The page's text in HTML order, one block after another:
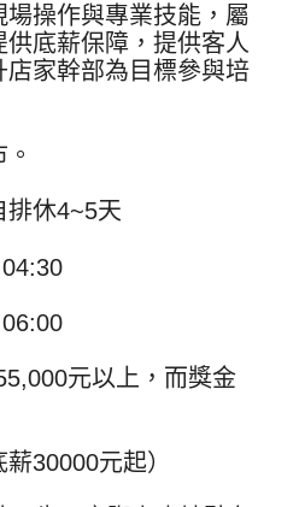
操作與專業技能，屬
底薪保障，提供客人
店家幹部為目標參與培
排休4~5天
元以上，而獎金
30000元起）